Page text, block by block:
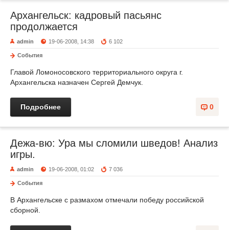
Архангельск: кадровый пасьянс
продолжается
admin 19-06-2008, 14:38 6 102
События
Главой Ломоносовского территориального округа г.
Архангельска назначен Сергей Демчук.
0
Подробнее
Дежа-вю: Ура мы сломили шведов! Анализ
игры.
admin 19-06-2008, 01:02 7 036
События
В Архангельске с размахом отмечали победу российской
сборной.